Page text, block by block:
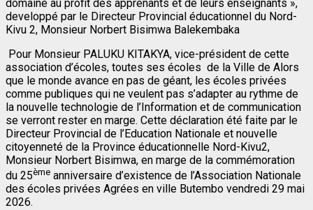
domaine au profit des apprenants et de leurs enseignants »,
developpé par le Directeur Provincial éducationnel du Nord-
Kivu 2, Monsieur Norbert Bisimwa Balekembaka
Pour Monsieur PALUKU KITAKYA, vice-président de cette
association d’écoles, toutes ses écoles de la Ville de Alors
que le monde avance en pas de géant, les écoles privées
comme publiques qui ne veulent pas s’adapter au rythme de
la nouvelle technologie de l’Information et de communication
se verront rester en marge. Cette déclaration été faite par le
Directeur Provincial de l’Education Nationale et nouvelle
citoyenneté de la Province éducationnelle Nord-Kivu2,
Monsieur Norbert Bisimwa, en marge de la commémoration
du 25ème anniversaire d’existence de l’Association Nationale
des écoles privées Agrées en ville Butembo vendredi 29 mai
2026.